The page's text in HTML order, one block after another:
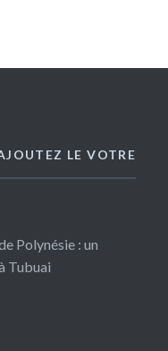
LE VOTRE
Polynésie : un
Tubuai